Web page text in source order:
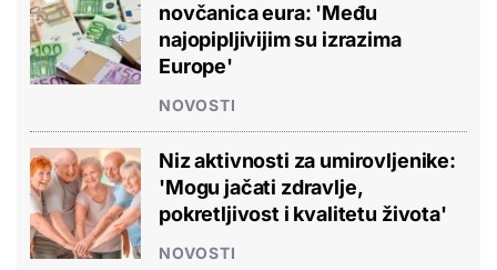
novčanica eura: 'Među
najopipljivijim su izrazima
Europe'
NOVOSTI
Niz aktivnosti za umirovljenike:
'Mogu jačati zdravlje,
pokretljivost i kvalitetu života'
NOVOSTI